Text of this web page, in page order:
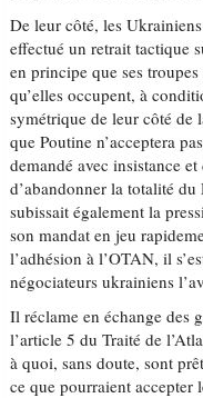
De leur côté, les
effectué un retrait tactique
en principe que ses
qu’elles occupent, à
symétrique de leur côté de
que Poutine n’acceptera
demandé avec insistance
d’abandonner la totalité
subissait également la
son mandat en jeu
l’adhésion à l’OTAN, il
négociateurs ukrainiens
Il réclame en échange des
l’article 5 du Traité de
à quoi, sans doute, sont
ce que pourraient accepter